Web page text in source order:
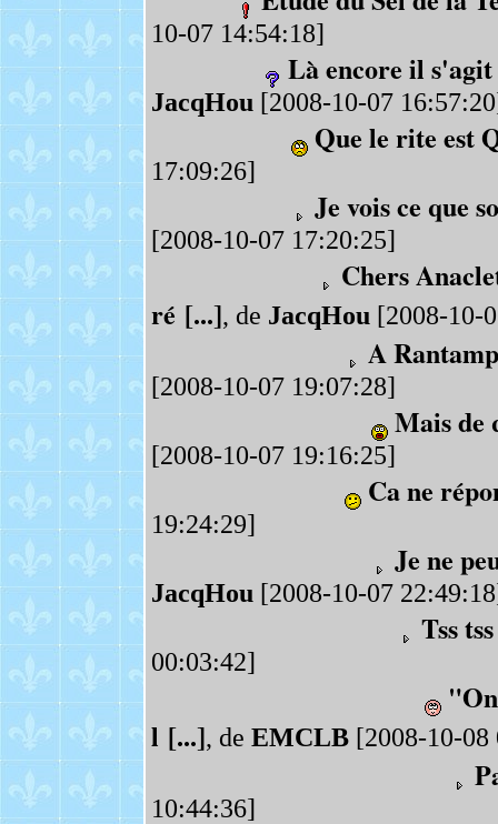
10-07 14:54:18]
Là encore il
JacqHou [2008-10-07
Que le rite est
17:09:26]
Je vois ce que
[2008-10-07 17:20:25]
Chers
ré [...], de JacqHou [2008-10-
A
[2008-10-07 19:07:28]
Mais de
[2008-10-07 19:16:25]
Ca ne
19:24:29]
Je ne
JacqHou [2008-10-07
Tss
00:03:42]
l [...], de EMCLB[2008-10-08
10:44:36]